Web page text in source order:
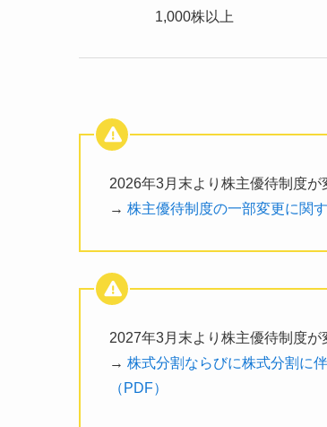
1,000株以上
2026年3月末より株主優待制度が
→ 株主優待制度の一部変更に関
2027年3月末より株主優待制度が
→ 株式分割ならびに株式分割に
（PDF）